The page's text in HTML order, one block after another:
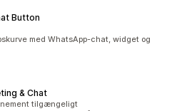
Button
med WhatsApp-chat, widget og
& Chat
tilgængeligt